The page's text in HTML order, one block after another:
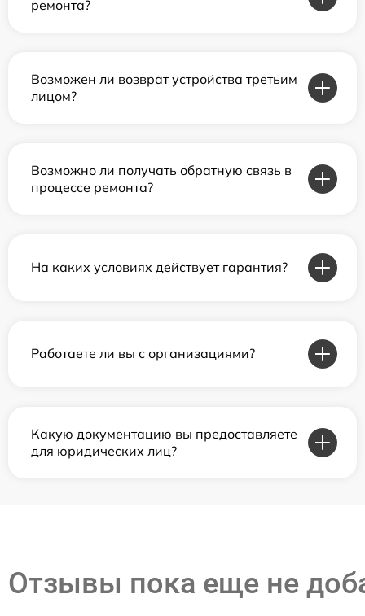
ремонта?
Возможен ли возврат устройства третьим
лицом?
Возможно ли получать обратную связь в
процессе ремонта?
На каких условиях действует гарантия?
Работаете ли вы с организациями?
Какую документацию вы предоставляете
для юридических лиц?
Отзывы пока еще не